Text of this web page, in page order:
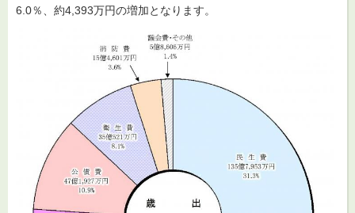
6.0％、約4,393万円の増加となります。